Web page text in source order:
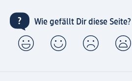
Wie gefällt Dir diese Seite?